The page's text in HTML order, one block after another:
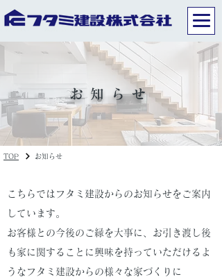
お知らせ
TOP お知らせ
こちらではフタミ建設からのお知らせをご案内
しています。
お客様との今後のご縁を大事に、お引き渡し後
も家に関することに興味を持っていただけるよ
うなフタミ建設からの様々な家づくりに